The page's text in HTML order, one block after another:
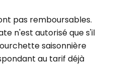
pas remboursables.
n'est autorisé que s'il
saisonnière
au tarif déjà